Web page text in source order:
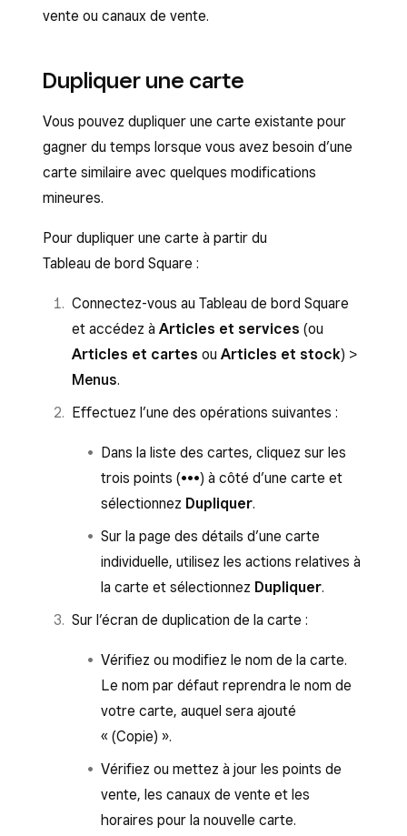
vente ou canaux de vente.
Dupliquer une carte
Vous pouvez dupliquer une carte existante pour
gagner du temps lorsque vous avez besoin d’une
carte similaire avec quelques modifications
mineures.
Pour dupliquer une carte à partir du
Tableau de bord Square :
Connectez-vous au Tableau de bord Square
et accédez à Articles et services (ou
Articles et cartes ou Articles et stock) >
Menus.
Effectuez l’une des opérations suivantes :
Dans la liste des cartes, cliquez sur les
trois points (•••) à côté d’une carte et
sélectionnez Dupliquer.
Sur la page des détails d’une carte
individuelle, utilisez les actions relatives à
la carte et sélectionnez Dupliquer.
Sur l’écran de duplication de la carte :
Vérifiez ou modifiez le nom de la carte.
Le nom par défaut reprendra le nom de
votre carte, auquel sera ajouté
« (Copie) ».
Vérifiez ou mettez à jour les points de
vente, les canaux de vente et les
horaires pour la nouvelle carte.